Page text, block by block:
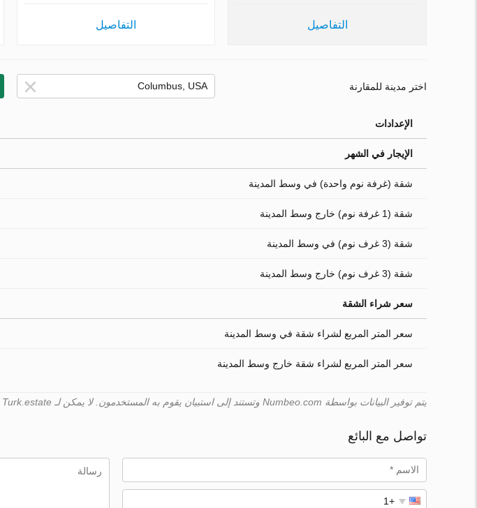
التفاصيل التفاصيل
اختر مدينة للمقارنة
الإعدادات
الإيجار في الشهر
شقة (غرفة نوم واحدة) في وسط المدينة
شقة (1 غرفة نوم) خارج وسط المدينة
شقة (3 غرف نوم) في وسط المدينة
شقة (3 غرف نوم) خارج وسط المدينة
سعر شراء الشقة
سعر المتر المربع لشراء شقة في وسط المدينة
سعر المتر المربع لشراء شقة خارج وسط المدينة
يتم توفير البيانات بواسطة Numbeo.com وتستند إلى استبيان يقوم به المستخدمون. لا يمكن لـ Turk.estate ضمان صحّة هذه البيانات.
تواصل مع البائع